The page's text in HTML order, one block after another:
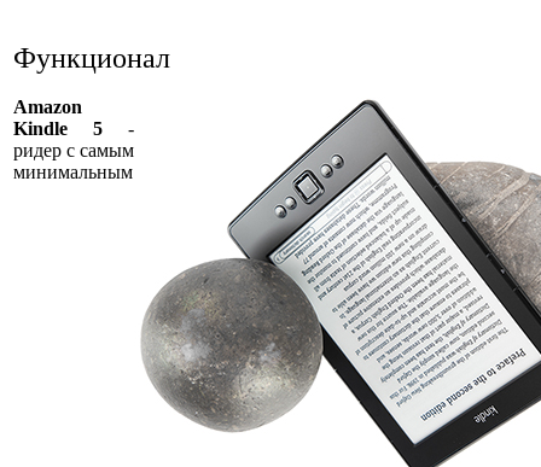
Функционал
Amazon
Kindle 5 -
ридер с самым
минимальным